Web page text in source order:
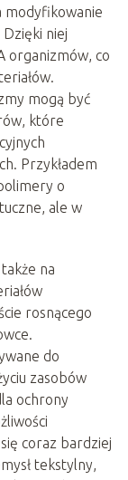
modyfikowanie
niej
organizmów, co
mogą być
które
Przykładem
o
ale w
na
rosnącego
do
zasobów
ochrony
coraz bardziej
tekstylny,